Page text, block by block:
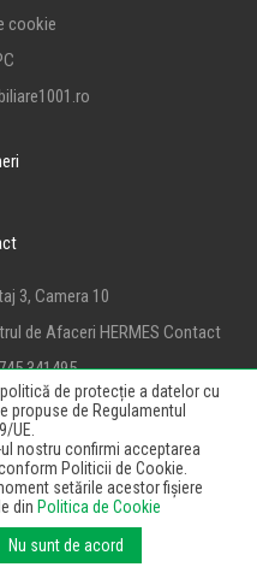
cookie
3, Camera 10
de Afaceri HERMES Contact
341495
rezervate.
de protecție a datelor cu
propuse de Regulamentul
UE.
nostru confirmi acceptarea
Politicii de Cookie.
setările acestor fișiere
din Politica de Cookie
Nu sunt de acord